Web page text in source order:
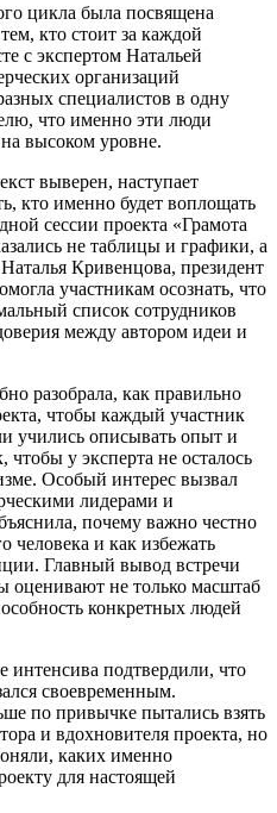
цикла была посвящена
кто стоит за каждой
с экспертом Натальей
организаций
специалистов в одну
что именно эти люди
высоком уровне.
выверен, наступает
кто именно будет воплощать
сессии проекта «Грамота
не таблицы и графики, а
Кривенцова, президент
участникам осознать, что
список сотрудников
между автором идеи и
разобрала, как правильно
чтобы каждый участник
учились описывать опыт и
чтобы у эксперта не осталось
Особый интерес вызвал
лидерами и
почему важно честно
человека и как избежать
Главный вывод встречи
оценивают не только масштаб
конкретных людей
интенсива подтвердили, что
своевременным.
по привычке пытались взять
и вдохновителя проекта, но
каких именно
для настоящей